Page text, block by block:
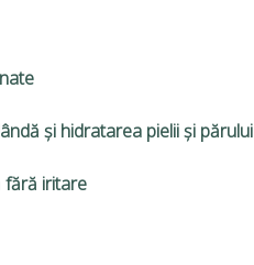
și hidratarea pielii și părului
fără iritare